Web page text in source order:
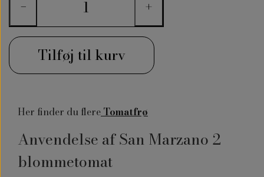
− +
Tilføj til kurv
Her finder du flere Tomatfrø
Anvendelse af San Marzano 2
blommetomat